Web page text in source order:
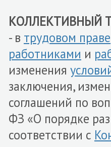
КОЛЛЕКТИВНЫЙ
- в трудовом праве
работниками и
изменения
заключения,
соглашений по
ФЗ «О порядке
соответствии с